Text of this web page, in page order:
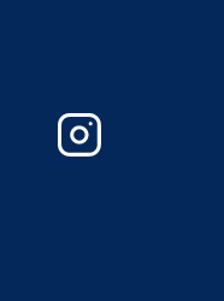
Instagram